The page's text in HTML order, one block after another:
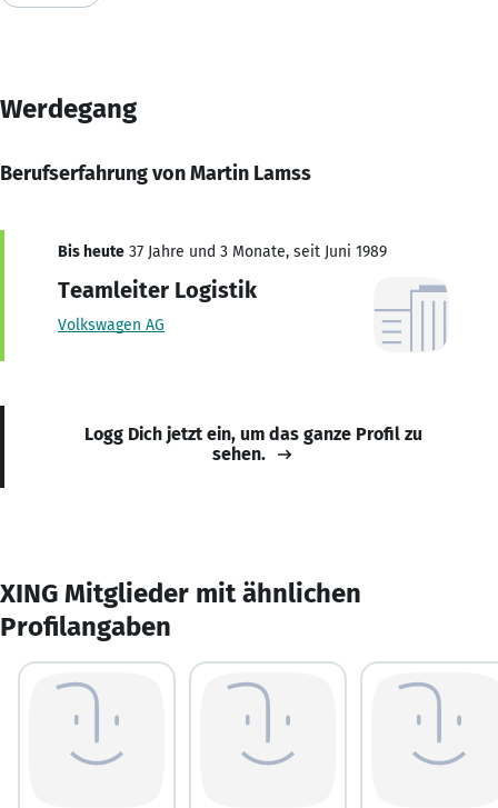
Werdegang
Berufserfahrung von Martin Lamss
Bis heute 37 Jahre und 3 Monate, seit Juni 1989
Teamleiter Logistik
Volkswagen AG
Logg Dich jetzt ein, um das ganze Profil zu
sehen.
XING Mitglieder mit ähnlichen
Profilangaben